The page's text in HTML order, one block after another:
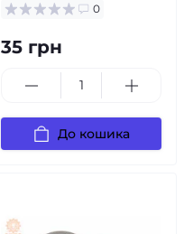
0
35 грн
До кошика